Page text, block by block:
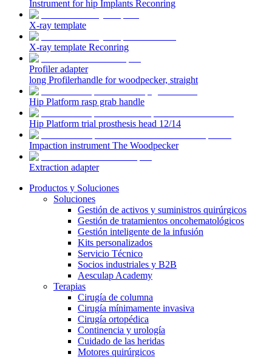
Instrument for hip Implants Reconring
X-ray template
X-ray template Reconring
Profiler adapter
long Profilerhandle for woodpecker, straight
Hip Platform rasp grab handle
Hip Platform trial prosthesis head 12/14
Impaction instrument The Woodpecker
Extraction adapter
Productos y Soluciones
Soluciones
Gestión de activos y suministros quirúrgicos
Gestión de tratamientos oncohematológicos
Gestión inteligente de la infusión
Kits personalizados
Servicio Técnico
Socios industriales y B2B
Aesculap Academy
Terapias
Cirugía de columna
Cirugía mínimamente invasiva
Cirugía ortopédica
Continencia y urología
Cuidado de las heridas
Motores quirúrgicos